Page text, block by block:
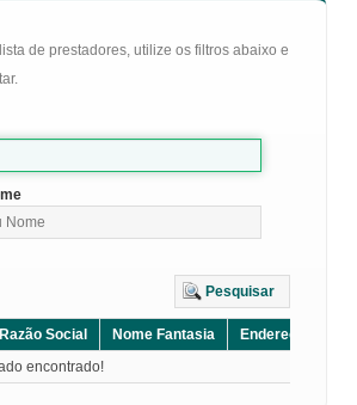
de prestadores, utilize os filtros abaixo e
Pesquisar
Razão Social Nome Fantasia Endereço
encontrado!